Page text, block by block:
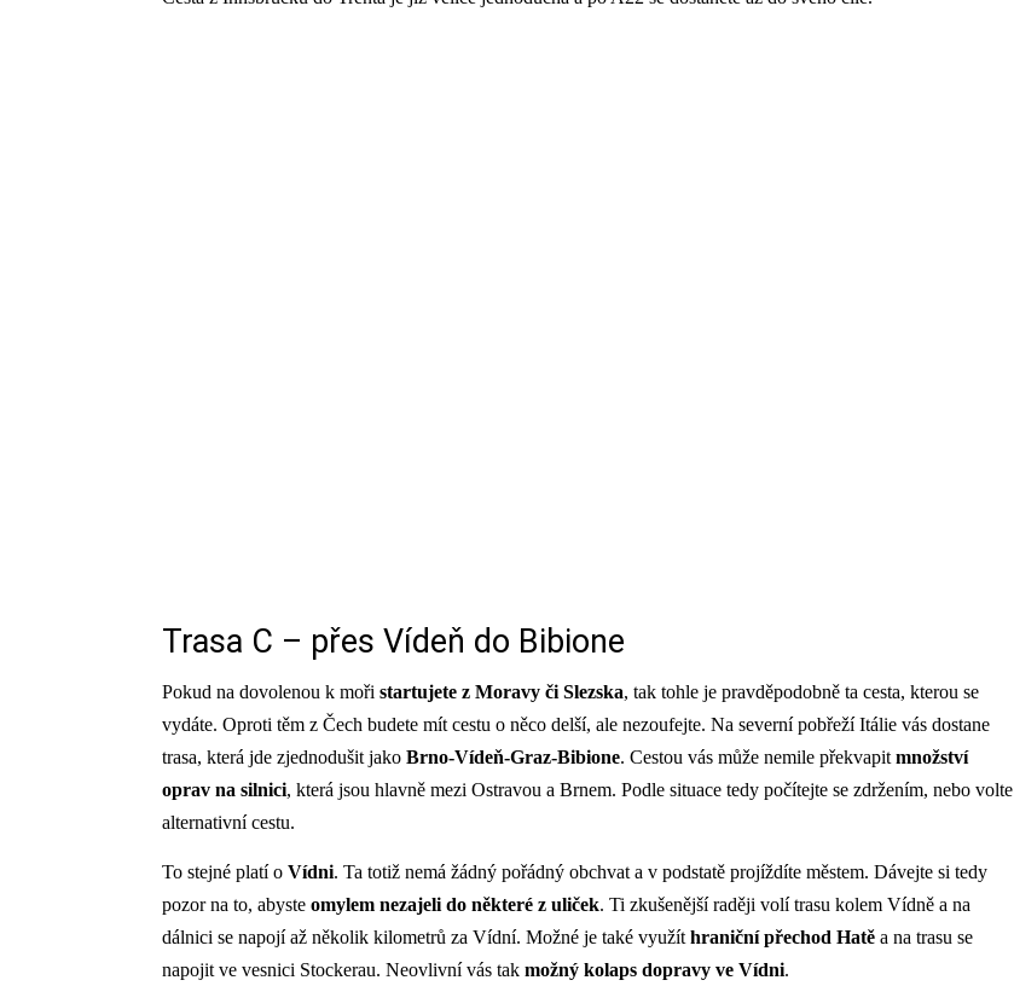
Trasa C – přes Vídeň do Bibione
Pokud na dovolenou k moři startujete z Moravy či Slezska, tak tohle je pravděpodobně ta cesta, kterou se
vydáte. Oproti těm z Čech budete mít cestu o něco delší, ale nezoufejte. Na severní pobřeží Itálie vás dostane
trasa, která jde zjednodušit jako Brno-Vídeň-Graz-Bibione. Cestou vás může nemile překvapit množství
oprav na silnici, která jsou hlavně mezi Ostravou a Brnem. Podle situace tedy počítejte se zdržením, nebo volte
alternativní cestu.
To stejné platí o Vídni. Ta totiž nemá žádný pořádný obchvat a v podstatě projíždíte městem. Dávejte si tedy
pozor na to, abyste omylem nezajeli do některé z uliček. Ti zkušenější raději volí trasu kolem Vídně a na
dálnici se napojí až několik kilometrů za Vídní. Možné je také využít hraniční přechod Hatě a na trasu se
napojit ve vesnici Stockerau. Neovlivní vás tak možný kolaps dopravy ve Vídni.